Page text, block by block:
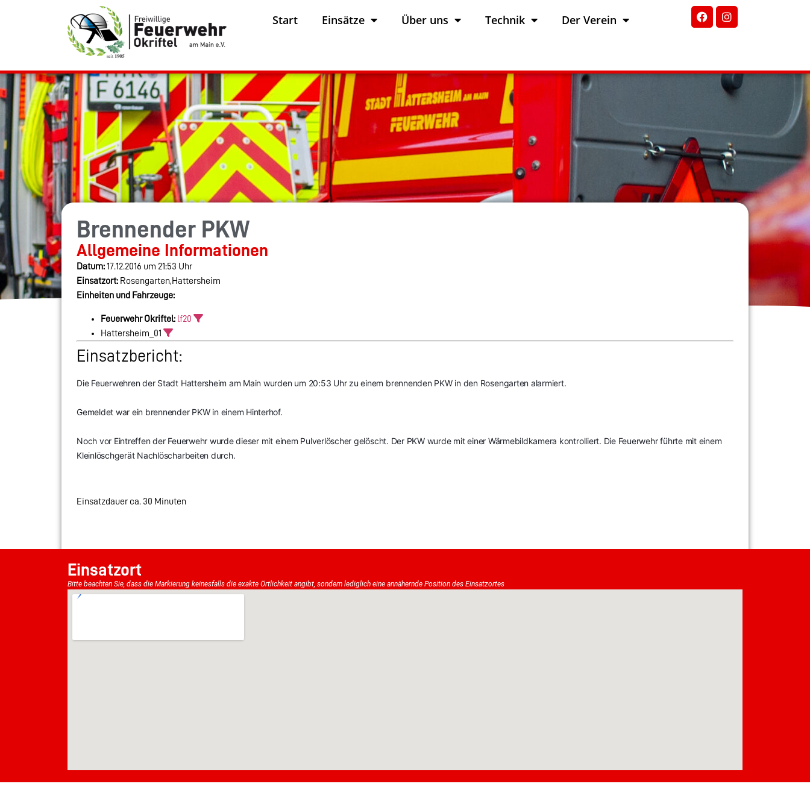
Start Einsätze Über uns Technik Der Verein
Brennender PKW
Allgemeine Informationen
Datum:17.12.2016 um 21:53 Uhr
Einsatzort: Rosengarten,Hattersheim
Einheiten und Fahrzeuge:
Feuerwehr Okriftel: lf20
Hattersheim_01
Einsatzbericht:
Die Feuerwehren der Stadt Hattersheim am Main wurden um 20:53 Uhr zu einem brennenden PKW in den Rosengarten alarmiert.
Gemeldet war ein brennender PKW in einem Hinterhof.
Noch vor Eintreffen der Feuerwehr wurde dieser mit einem Pulverlöscher gelöscht. Der PKW wurde mit einer Wärmebildkamera kontrolliert. Die Feuerwehr führte mit einem
Kleinlöschgerät Nachlöscharbeiten durch.
Einsatzdauer ca. 30 Minuten
Einsatzort
Bitte beachten Sie, dass die Markierung keinesfalls die exakte Örtlichkeit angibt, sondern lediglich eine annähernde Position des Einsatzortes